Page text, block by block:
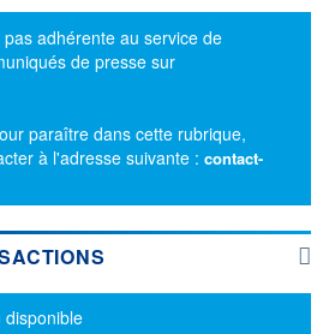
adhérente au service de
de presse sur
paraître dans cette rubrique,
à l'adresse suivante : contact-
disponible